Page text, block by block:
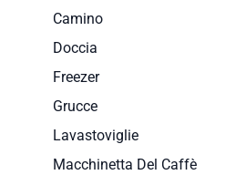
Camino
Doccia
Freezer
Grucce
Lavastoviglie
Macchinetta Del Caffè